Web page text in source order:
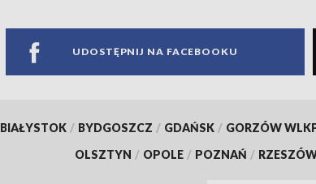
UDOSTĘPNIJ NA FACEBOOKU
BIAŁYSTOK / BYDGOSZCZ / GDAŃSK / GORZÓW
OLSZTYN / OPOLE / POZNAŃ /